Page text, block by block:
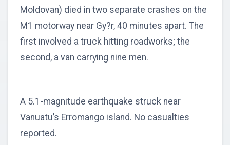
Moldovan) died in two separate crashes on the
M1 motorway near Gy?r, 40 minutes apart. The
first involved a truck hitting roadworks; the
second, a van carrying nine men.
A 5.1-magnitude earthquake struck near
Vanuatu’s Erromango island. No casualties
reported.